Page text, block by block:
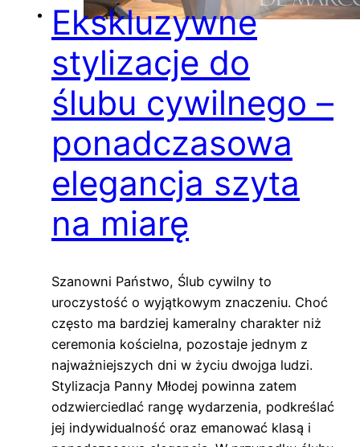
Ekskluzywne
stylizacje do
ślubu cywilnego –
ponadczasowa
elegancja szyta
na miarę
Szanowni Państwo, Ślub cywilny to
uroczystość o wyjątkowym znaczeniu. Choć
często ma bardziej kameralny charakter niż
ceremonia kościelna, pozostaje jednym z
najważniejszych dni w życiu dwojga ludzi.
Stylizacja Panny Młodej powinna zatem
odzwierciedlać rangę wydarzenia, podkreślać
jej indywidualność oraz emanować klasą i